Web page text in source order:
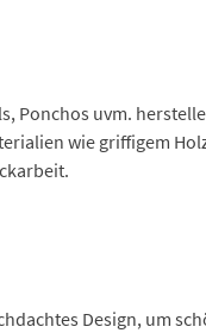
Ponchos uvm.
wie griffigem
Design, um